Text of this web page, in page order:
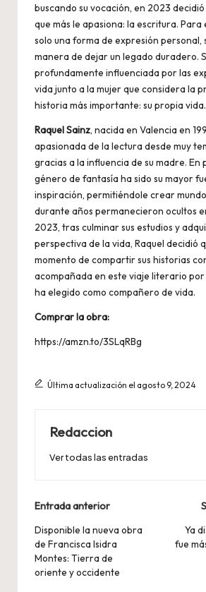
buscando su vocación, en 2023
que más le apasiona: la escritura. Para
solo una forma de expresión personal,
manera de dejar un legado duradero.
profundamente influenciada por las
vida junto a la mujer que considera la
historia más importante: su propia vida.
Raquel Sainz, nacida en Valencia en
apasionada de la lectura desde muy
gracias a la influencia de su madre. En
género de fantasía ha sido su mayor
inspiración, permitiéndole crear
durante años permanecieron ocultos
2023, tras culminar sus estudios y
perspectiva de la vida, Raquel decidió
momento de compartir sus historias
acompañada en este viaje literario
ha elegido como compañero de vida.
Comprar la obra:
https://amzn.to/3SLqRBg
Última actualización el agosto 9, 2024
Redaccion
Ver todas las entradas
Navegación
de
entradas
Entrada anterior
Disponible la nueva obra
de Francisca Isidra
Montes: Tierra de
oriente y occidente
Ya
fue